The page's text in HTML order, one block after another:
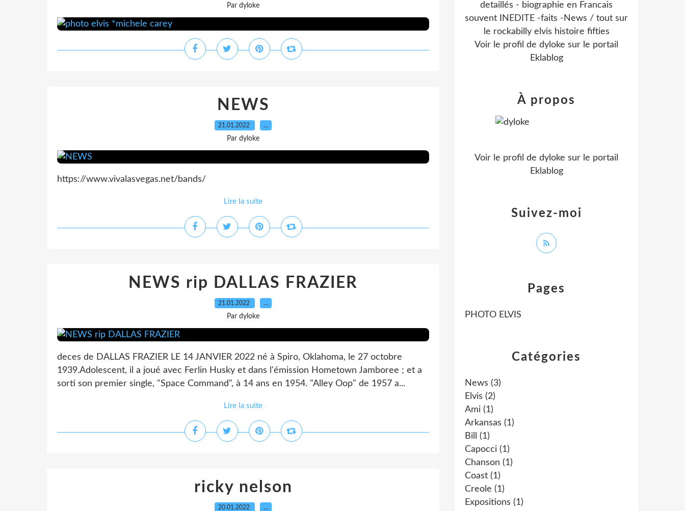
Par dyloke
NEWS
21.01.2022 …
Par dyloke
https://www.vivalasvegas.net/bands/
Lire la suite
NEWS rip DALLAS FRAZIER
21.01.2022 …
Par dyloke
deces de DALLAS FRAZIER LE 14 JANVIER 2022 né à Spiro, Oklahoma, le 27 octobre
1939.Adolescent, il a joué avec Ferlin Husky et dans l'émission Hometown Jamboree ; et a
sorti son premier single, "Space Command", à 14 ans en 1954. "Alley Oop" de 1957 a...
Lire la suite
ricky nelson
20.01.2022 …
Catégories
News (3)
Elvis (2)
Ami (1)
Arkansas (1)
Bill
(1)
Capocci (1)
Chanson (1)
Coast (1)
Creole (1)
Expositions (1)
Pages
PHOTO ELVIS
detaillés - biographie en Francais
souvent INEDITE -faits -News / tout sur
le rockabilly elvis histoire fifties
Voir le profil de dyloke sur le portail
Eklablog
Suivez-moi
À propos
Voir le profil de dyloke sur le portail
Eklablog